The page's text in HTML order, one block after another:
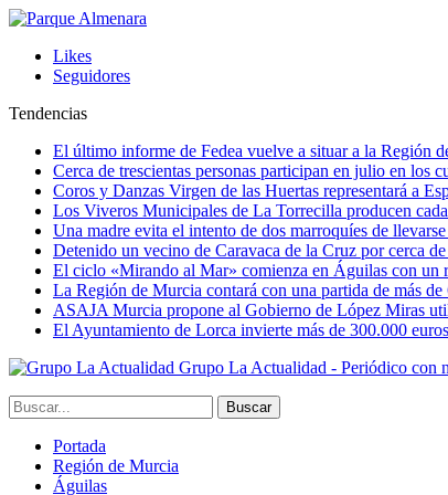
Likes
Seguidores
Tendencias
El último informe de Fedea vuelve a situar a la Región
Cerca de trescientas personas participan en julio en los
Coros y Danzas Virgen de las Huertas representará a
Los Viveros Municipales de La Torrecilla producen
Una madre evita el intento de dos marroquíes de
Detenido un vecino de Caravaca de la Cruz por cerca
El ciclo «Mirando al Mar» comienza en Águilas con un
La Región de Murcia contará con una partida de más
ASAJA Murcia propone al Gobierno de López Miras
El Ayuntamiento de Lorca invierte más de 300.000
Grupo La Actualidad - Periódico con
Portada
Región de Murcia
Águilas